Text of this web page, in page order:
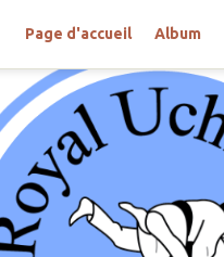
Page d'accueil Album